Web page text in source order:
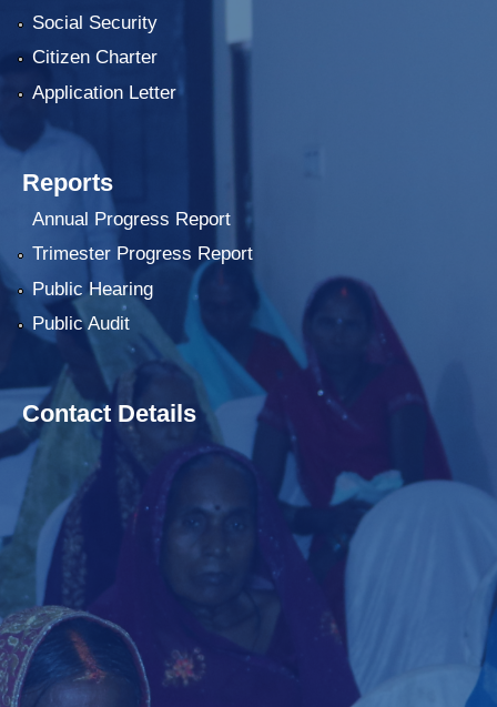
Social Security
Citizen Charter
Application Letter
Reports
Annual Progress Report
Trimester Progress Report
Public Hearing
Public Audit
Contact Details